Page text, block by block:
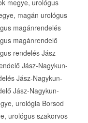
megye, urológus
magán urológus
magánrendelés
magánrendelő
rendelés Jász-
Jász-Nagykun-
Jász-Nagykun-
Jász-Nagykun-
urológia Borsod
urológus szakorvos